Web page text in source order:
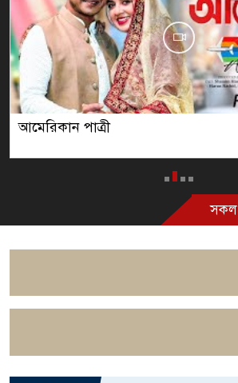
জামাই আমার সেরা রাধুনী
সকল